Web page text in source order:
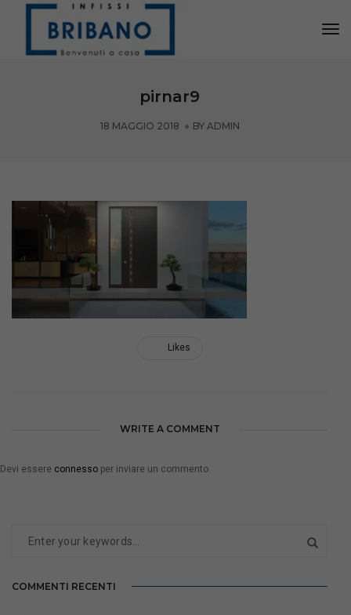
pirnar9
18 MAGGIO 2018 BY ADMIN
Likes
WRITE A COMMENT
Devi essere connesso per inviare un commento.
COMMENTI RECENTI